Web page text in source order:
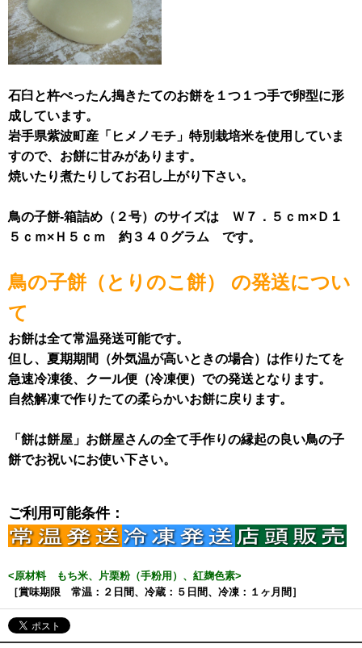
石臼と杵ぺったん搗きたてのお餅を１つ１つ手で卵型に形
成しています。
岩手県紫波町産「ヒメノモチ」特別栽培米を使用していま
すので、お餅に甘みがあります。
焼いたり煮たりしてお召し上がり下さい。
鳥の子餅-箱詰め（２号）のサイズは Ｗ７．５ｃｍ×Ｄ１
５ｃｍ×Ｈ５ｃｍ 約３４０グラム です。
鳥の子餅（とりのこ餅） の発送につい
て
お餅は全て常温発送可能です。
但し、夏期期間（外気温が高いときの場合）は作りたてを
急速冷凍後、クール便（冷凍便）での発送となります。
自然解凍で作りたての柔らかいお餅に戻ります。
「餅は餅屋」お餅屋さんの全て手作りの縁起の良い鳥の子
餅でお祝いにお使い下さい。
ご利用可能条件：
<原材料 もち米、片栗粉（手粉用）、紅麹色素>
［賞味期限 常温：２日間、冷蔵：５日間、冷凍：１ヶ月間］